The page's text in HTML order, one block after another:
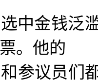
金钱泛滥
。他的
参议员们